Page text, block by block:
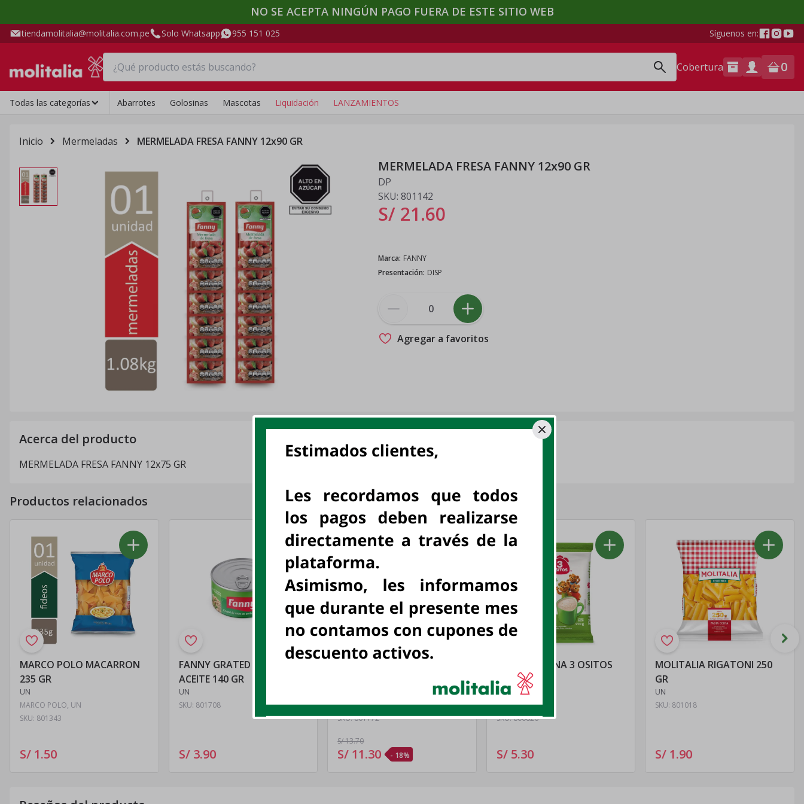
NO SE ACEPTA NINGÚN PAGO FUERA DE ESTE SITIO WEB
tiendamolitalia@molitalia.com.pe Solo Whatsapp 955 151 025 Síguenos en:
Cobertura 0
Todas las categorías Abarrotes Golosinas Mascotas Liquidación LANZAMIENTOS
Inicio Mermeladas MERMELADA FRESA FANNY 12x90 GR
MERMELADA FRESA FANNY 12x90 GR
DP
SKU: 801142
S/ 21.60
Marca: FANNY
Presentación: DISP
Agregar a favoritos
Acerca del producto
MERMELADA FRESA FANNY 12x75 GR
Productos relacionados
MARCO POLO MACARRON
235 GR
UN
MARCO POLO, UN
SKU: 801343
S/ 1.50
FANNY GRATED ATUN EN
ACEITE 140 GR
UN
SKU: 801708
S/ 3.90
Oferta
3 OSITOS, UN
SKU:801172
S/ 13.70
S/ 11.30 - 18%
270 GR
UN
3 OSITOS, UN
SKU:800826
S/ 5.30
MOLITALIA RIGATONI 250
GR
UN
SKU: 801018
S/ 1.90